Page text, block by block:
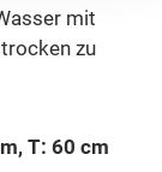
mit
zu
T: 60 cm